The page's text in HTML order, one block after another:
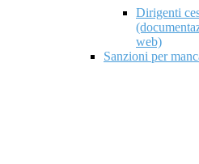
Dirigenti
web)
Sanzioni per